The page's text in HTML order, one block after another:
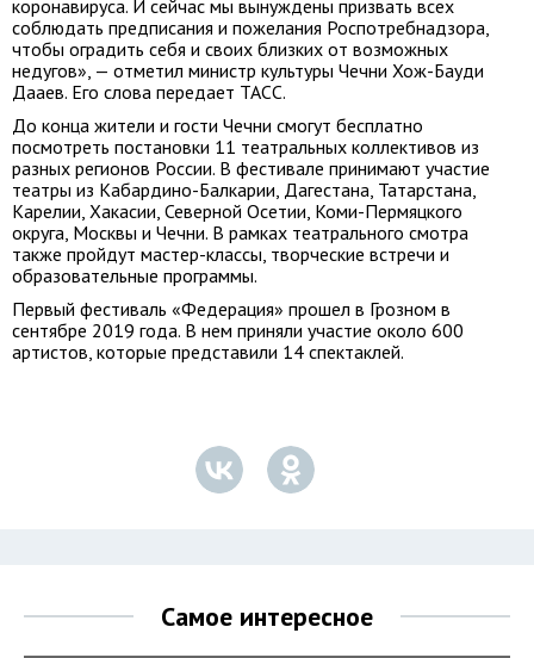
коронавируса. И сейчас мы вынуждены призвать всех
соблюдать предписания и пожелания Роспотребнадзора,
чтобы оградить себя и своих близких от возможных
недугов», — отметил министр культуры Чечни Хож-Бауди
Дааев. Его слова передает ТАСС.
До конца жители и гости Чечни смогут бесплатно
посмотреть постановки 11 театральных коллективов из
разных регионов России. В фестивале принимают участие
театры из Кабардино-Балкарии, Дагестана, Татарстана,
Карелии, Хакасии, Северной Осетии, Коми-Пермяцкого
округа, Москвы и Чечни. В рамках театрального смотра
также пройдут мастер-классы, творческие встречи и
образовательные программы.
Первый фестиваль «Федерация» прошел в Грозном в
сентябре 2019 года. В нем приняли участие около 600
артистов, которые представили 14 спектаклей.
Самое интересное